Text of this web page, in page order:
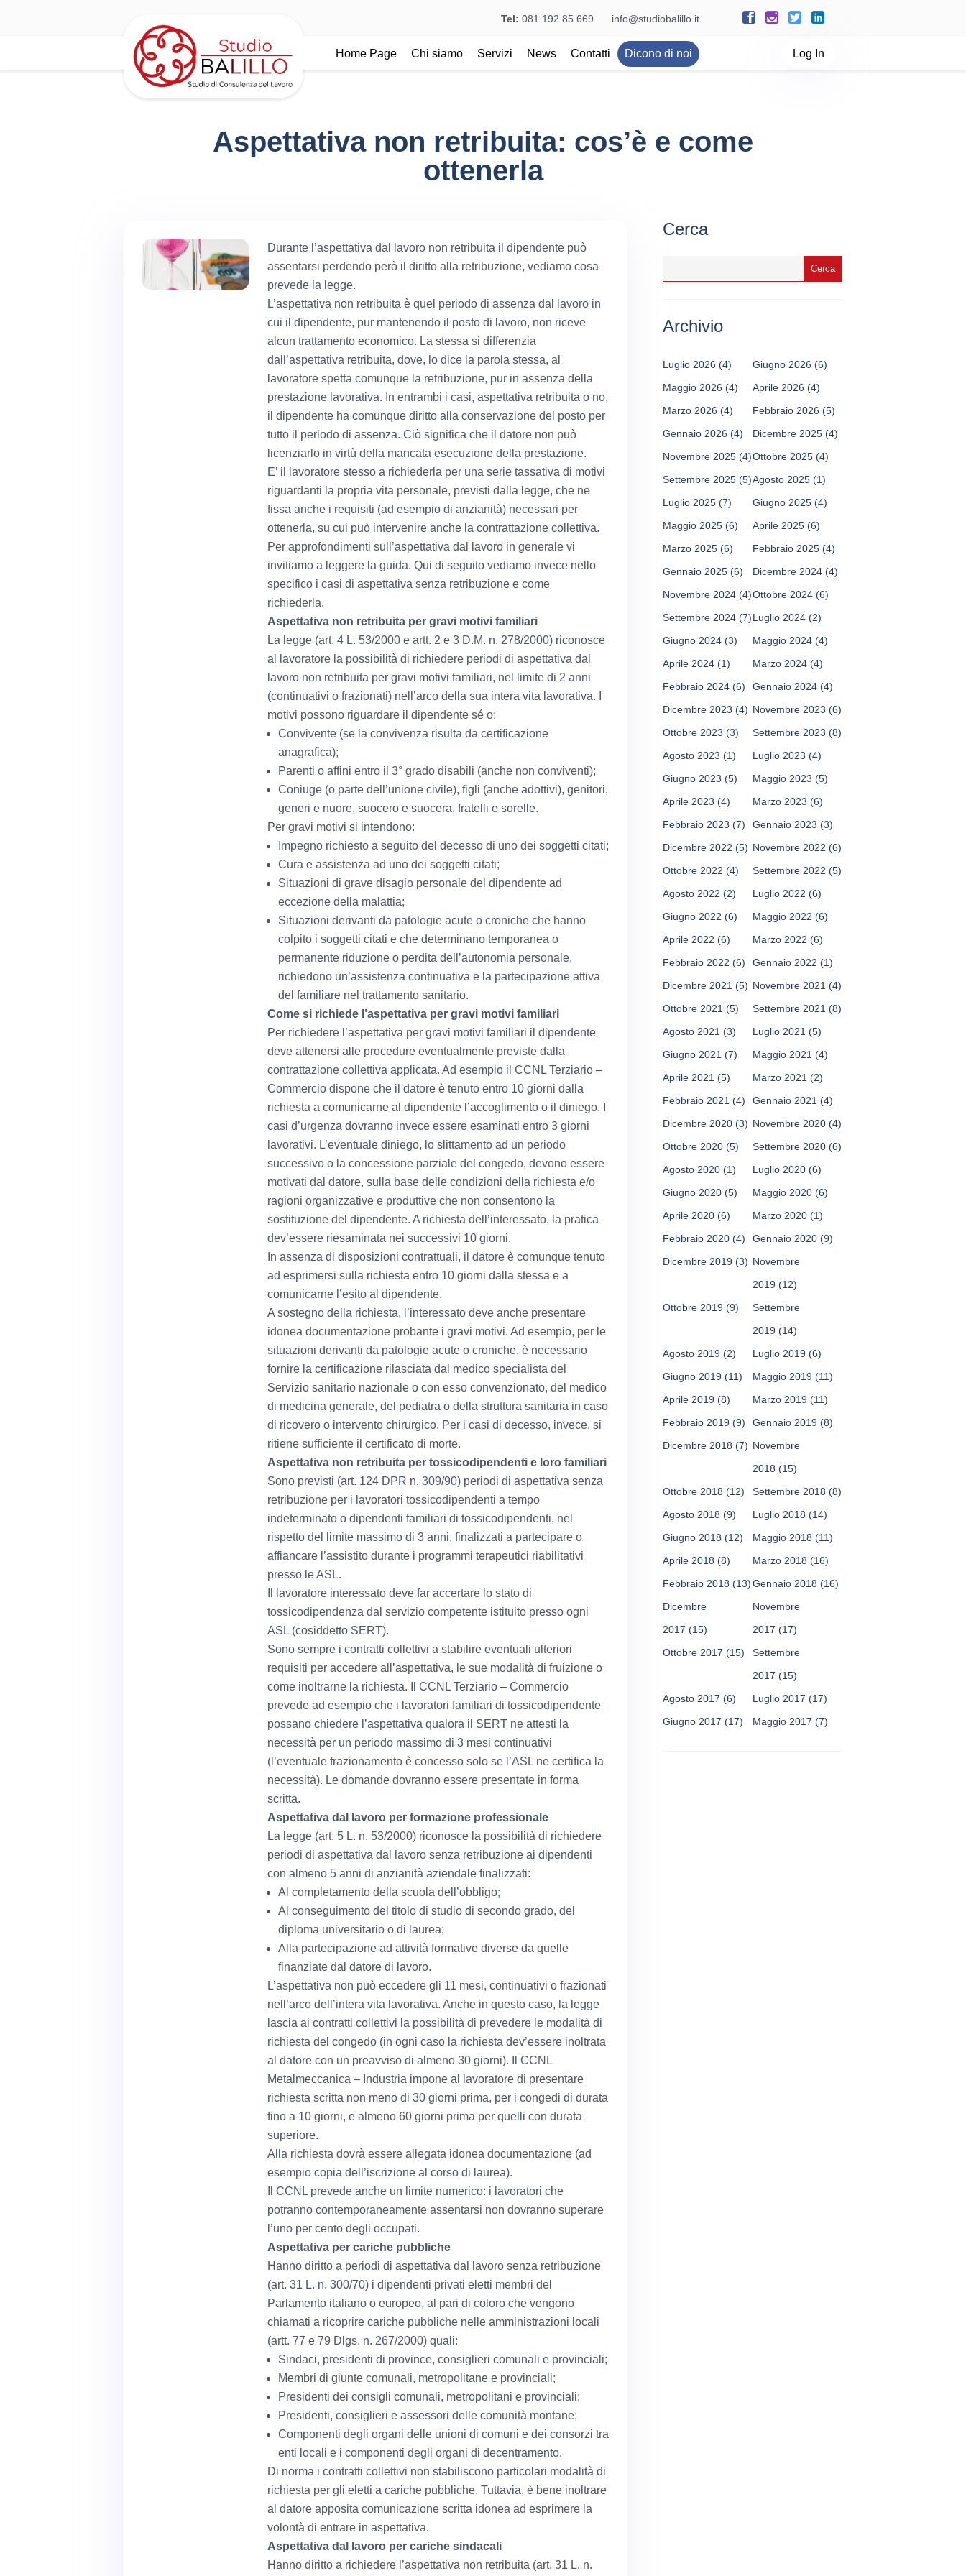
Tel: 081 192 85 669 info@studiobalillo.it
Home Page Chi siamo Servizi News Contatti Dicono di noi Log In
Aspettativa non retribuita: cos’è e come
ottenerla
Durante l’aspettativa dal lavoro non retribuita il dipendente può
assentarsi perdendo però il diritto alla retribuzione, vediamo cosa
prevede la legge.
L’aspettativa non retribuita è quel periodo di assenza dal lavoro in
cui il dipendente, pur mantenendo il posto di lavoro, non riceve
alcun trattamento economico. La stessa si differenzia
dall’aspettativa retribuita, dove, lo dice la parola stessa, al
lavoratore spetta comunque la retribuzione, pur in assenza della
prestazione lavorativa. In entrambi i casi, aspettativa retribuita o no,
il dipendente ha comunque diritto alla conservazione del posto per
tutto il periodo di assenza. Ciò significa che il datore non può
licenziarlo in virtù della mancata esecuzione della prestazione.
E’ il lavoratore stesso a richiederla per una serie tassativa di motivi
riguardanti la propria vita personale, previsti dalla legge, che ne
fissa anche i requisiti (ad esempio di anzianità) necessari per
ottenerla, su cui può intervenire anche la contrattazione collettiva.
Per approfondimenti sull’aspettativa dal lavoro in generale vi
invitiamo a leggere la guida. Qui di seguito vediamo invece nello
specifico i casi di aspettativa senza retribuzione e come
richiederla.
Aspettativa non retribuita per gravi motivi familiari
La legge (art. 4 L. 53/2000 e artt. 2 e 3 D.M. n. 278/2000) riconosce
al lavoratore la possibilità di richiedere periodi di aspettativa dal
lavoro non retribuita per gravi motivi familiari, nel limite di 2 anni
(continuativi o frazionati) nell’arco della sua intera vita lavorativa. I
motivi possono riguardare il dipendente sé o:
Convivente (se la convivenza risulta da certificazione
anagrafica);
Parenti o affini entro il 3° grado disabili (anche non conviventi);
Coniuge (o parte dell’unione civile), figli (anche adottivi), genitori,
generi e nuore, suocero e suocera, fratelli e sorelle.
Per gravi motivi si intendono:
Impegno richiesto a seguito del decesso di uno dei soggetti citati;
Cura e assistenza ad uno dei soggetti citati;
Situazioni di grave disagio personale del dipendente ad
eccezione della malattia;
Situazioni derivanti da patologie acute o croniche che hanno
colpito i soggetti citati e che determinano temporanea o
permanente riduzione o perdita dell’autonomia personale,
richiedono un’assistenza continuativa e la partecipazione attiva
del familiare nel trattamento sanitario.
Come si richiede l’aspettativa per gravi motivi familiari
Per richiedere l’aspettativa per gravi motivi familiari il dipendente
deve attenersi alle procedure eventualmente previste dalla
contrattazione collettiva applicata. Ad esempio il CCNL Terziario –
Commercio dispone che il datore è tenuto entro 10 giorni dalla
richiesta a comunicarne al dipendente l’accoglimento o il diniego. I
casi d’urgenza dovranno invece essere esaminati entro 3 giorni
lavorativi. L’eventuale diniego, lo slittamento ad un periodo
successivo o la concessione parziale del congedo, devono essere
motivati dal datore, sulla base delle condizioni della richiesta e/o
ragioni organizzative e produttive che non consentono la
sostituzione del dipendente. A richiesta dell’interessato, la pratica
dev’essere riesaminata nei successivi 10 giorni.
In assenza di disposizioni contrattuali, il datore è comunque tenuto
ad esprimersi sulla richiesta entro 10 giorni dalla stessa e a
comunicarne l’esito al dipendente.
A sostegno della richiesta, l’interessato deve anche presentare
idonea documentazione probante i gravi motivi. Ad esempio, per le
situazioni derivanti da patologie acute o croniche, è necessario
fornire la certificazione rilasciata dal medico specialista del
Servizio sanitario nazionale o con esso convenzionato, del medico
di medicina generale, del pediatra o della struttura sanitaria in caso
di ricovero o intervento chirurgico. Per i casi di decesso, invece, si
ritiene sufficiente il certificato di morte.
Aspettativa non retribuita per tossicodipendenti e loro familiari
Sono previsti (art. 124 DPR n. 309/90) periodi di aspettativa senza
retribuzione per i lavoratori tossicodipendenti a tempo
indeterminato o dipendenti familiari di tossicodipendenti, nel
rispetto del limite massimo di 3 anni, finalizzati a partecipare o
affiancare l’assistito durante i programmi terapeutici riabilitativi
presso le ASL.
Il lavoratore interessato deve far accertare lo stato di
tossicodipendenza dal servizio competente istituito presso ogni
ASL (cosiddetto SERT).
Sono sempre i contratti collettivi a stabilire eventuali ulteriori
requisiti per accedere all’aspettativa, le sue modalità di fruizione o
come inoltrarne la richiesta. Il CCNL Terziario – Commercio
prevede ad esempio che i lavoratori familiari di tossicodipendente
possano chiedere l’aspettativa qualora il SERT ne attesti la
necessità per un periodo massimo di 3 mesi continuativi
(l’eventuale frazionamento è concesso solo se l’ASL ne certifica la
necessità). Le domande dovranno essere presentate in forma
scritta.
Aspettativa dal lavoro per formazione professionale
La legge (art. 5 L. n. 53/2000) riconosce la possibilità di richiedere
periodi di aspettativa dal lavoro senza retribuzione ai dipendenti
con almeno 5 anni di anzianità aziendale finalizzati:
Al completamento della scuola dell’obbligo;
Al conseguimento del titolo di studio di secondo grado, del
diploma universitario o di laurea;
Alla partecipazione ad attività formative diverse da quelle
finanziate dal datore di lavoro.
L’aspettativa non può eccedere gli 11 mesi, continuativi o frazionati
nell’arco dell’intera vita lavorativa. Anche in questo caso, la legge
lascia ai contratti collettivi la possibilità di prevedere le modalità di
richiesta del congedo (in ogni caso la richiesta dev’essere inoltrata
al datore con un preavviso di almeno 30 giorni). Il CCNL
Metalmeccanica – Industria impone al lavoratore di presentare
richiesta scritta non meno di 30 giorni prima, per i congedi di durata
fino a 10 giorni, e almeno 60 giorni prima per quelli con durata
superiore.
Alla richiesta dovrà essere allegata idonea documentazione (ad
esempio copia dell’iscrizione al corso di laurea).
Il CCNL prevede anche un limite numerico: i lavoratori che
potranno contemporaneamente assentarsi non dovranno superare
l’uno per cento degli occupati.
Aspettativa per cariche pubbliche
Hanno diritto a periodi di aspettativa dal lavoro senza retribuzione
(art. 31 L. n. 300/70) i dipendenti privati eletti membri del
Parlamento italiano o europeo, al pari di coloro che vengono
chiamati a ricoprire cariche pubbliche nelle amministrazioni locali
(artt. 77 e 79 Dlgs. n. 267/2000) quali:
Sindaci, presidenti di province, consiglieri comunali e provinciali;
Membri di giunte comunali, metropolitane e provinciali;
Presidenti dei consigli comunali, metropolitani e provinciali;
Presidenti, consiglieri e assessori delle comunità montane;
Componenti degli organi delle unioni di comuni e dei consorzi tra
enti locali e i componenti degli organi di decentramento.
Di norma i contratti collettivi non stabiliscono particolari modalità di
richiesta per gli eletti a cariche pubbliche. Tuttavia, è bene inoltrare
al datore apposita comunicazione scritta idonea ad esprimere la
volontà di entrare in aspettativa.
Aspettativa dal lavoro per cariche sindacali
Hanno diritto a richiedere l’aspettativa non retribuita (art. 31 L. n.
Cerca
Archivio
Luglio 2026 (4) Giugno 2026 (6)
Maggio 2026 (4) Aprile 2026 (4)
Marzo 2026 (4) Febbraio 2026 (5)
Gennaio 2026 (4) Dicembre 2025 (4)
Novembre 2025 (4)Ottobre 2025 (4)
Settembre 2025 (5)Agosto 2025 (1)
Luglio 2025 (7) Giugno 2025 (4)
Maggio 2025 (6) Aprile 2025 (6)
Marzo 2025 (6) Febbraio 2025 (4)
Gennaio 2025 (6) Dicembre 2024 (4)
Novembre 2024 (4)Ottobre 2024 (6)
Settembre 2024 (7)Luglio 2024 (2)
Giugno 2024 (3) Maggio 2024 (4)
Aprile 2024 (1) Marzo 2024 (4)
Febbraio 2024 (6) Gennaio 2024 (4)
Dicembre 2023 (4) Novembre 2023 (6)
Ottobre 2023 (3) Settembre 2023 (8)
Agosto 2023 (1) Luglio 2023 (4)
Giugno 2023 (5) Maggio 2023 (5)
Aprile 2023 (4) Marzo 2023 (6)
Febbraio 2023 (7) Gennaio 2023 (3)
Dicembre 2022 (5) Novembre 2022 (6)
Ottobre 2022 (4) Settembre 2022 (5)
Agosto 2022 (2) Luglio 2022 (6)
Giugno 2022 (6) Maggio 2022 (6)
Aprile 2022 (6) Marzo 2022 (6)
Febbraio 2022 (6) Gennaio 2022 (1)
Dicembre 2021 (5) Novembre 2021 (4)
Ottobre 2021 (5) Settembre 2021 (8)
Agosto 2021 (3) Luglio 2021 (5)
Giugno 2021 (7) Maggio 2021 (4)
Aprile 2021 (5) Marzo 2021 (2)
Febbraio 2021 (4) Gennaio 2021 (4)
Dicembre 2020 (3) Novembre 2020 (4)
Ottobre 2020 (5) Settembre 2020 (6)
Agosto 2020 (1) Luglio 2020 (6)
Giugno 2020 (5) Maggio 2020 (6)
Aprile 2020 (6) Marzo 2020 (1)
Febbraio 2020 (4) Gennaio 2020 (9)
Dicembre 2019 (3) Novembre
2019 (12)
Ottobre 2019 (9)
Settembre
2019 (14)
Agosto 2019 (2) Luglio 2019 (6)
Giugno 2019 (11) Maggio 2019 (11)
Aprile 2019 (8) Marzo 2019 (11)
Febbraio 2019 (9) Gennaio 2019 (8)
Dicembre 2018 (7) Novembre
2018 (15)
Ottobre 2018 (12) Settembre 2018 (8)
Agosto 2018 (9) Luglio 2018 (14)
Giugno 2018 (12) Maggio 2018 (11)
Aprile 2018 (8) Marzo 2018 (16)
Febbraio 2018 (13)Gennaio 2018 (16)
Dicembre
2017 (15)
Novembre
2017 (17)
Ottobre 2017 (15)
Settembre
2017 (15)
Agosto 2017 (6) Luglio 2017 (17)
Giugno 2017 (17) Maggio 2017 (7)